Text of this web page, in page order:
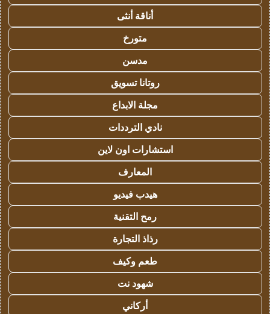
أناقة أنثى
متورخ
مدسن
روتانا تسويق
مجلة الابداع
نادي الترددات
استشارات اون لاين
المعارف
هيدب فيديو
رمح التقنية
رذاذ التجارة
طعم وكيف
شهود نت
أركاني